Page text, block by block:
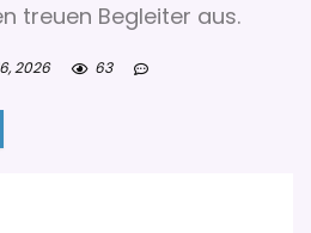
treuen Begleiter aus.
2026 63